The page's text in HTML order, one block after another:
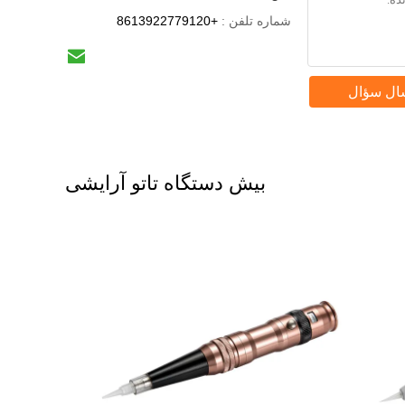
شماره تلفن : +8613922779120
سؤال
بیش دستگاه تاتو آرایشی